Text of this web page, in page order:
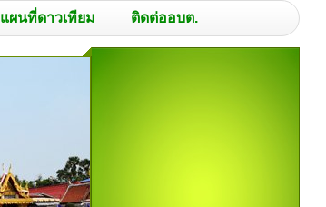
แผนที่ดาวเทียม ติดต่ออบต.